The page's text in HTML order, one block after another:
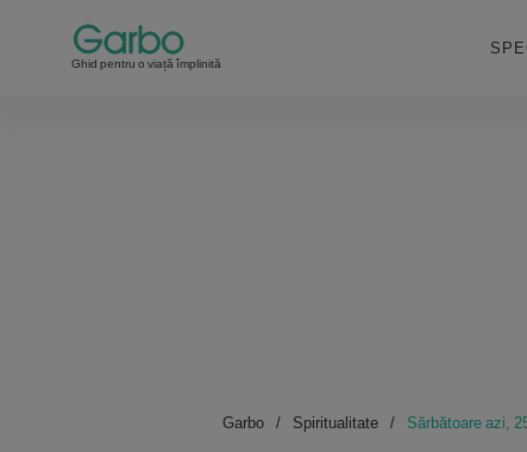
Ghid pentru o viață împlinită
Garbo Spiritualitate Sărbătoare azi,